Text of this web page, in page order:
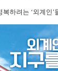
하려는 ‘외계인